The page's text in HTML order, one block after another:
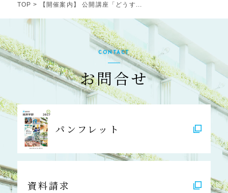
TOP > 【開催案内】 公開講座「どうす...
CONTACT
お問合せ
パンフレット
資料請求